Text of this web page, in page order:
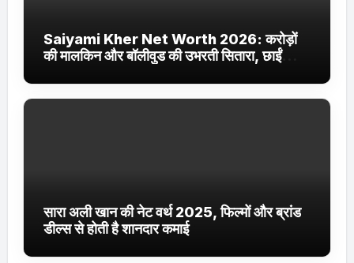
Saiyami Kher Net Worth 2026: करोड़ों
की मालकिन और बॉलीवुड की उभरती सितारा, छाईं
सारा अली खान की नेट वर्थ 2025, फिल्मों और ब्रांड
डील्स से होती है शानदार कमाई